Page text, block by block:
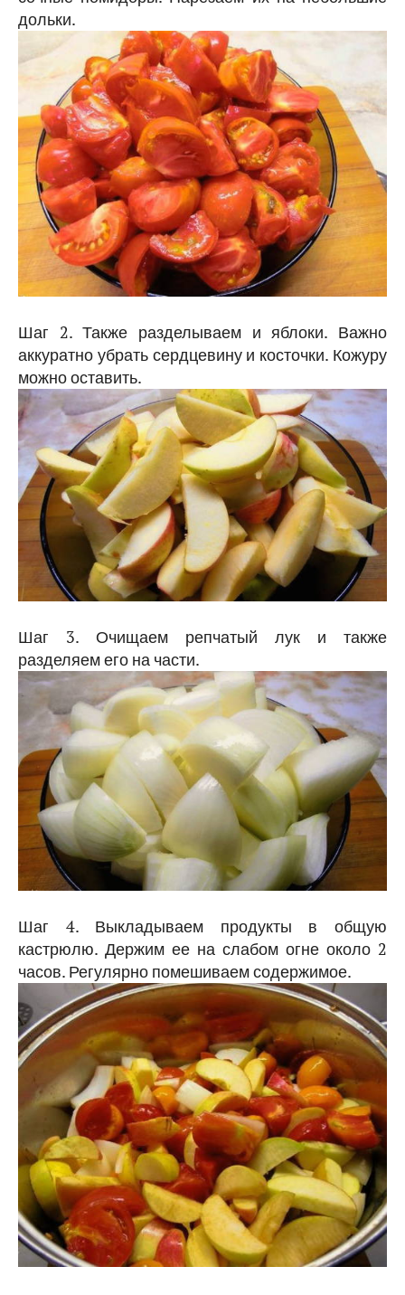
дольки.
Шаг 2. Также разделываем и яблоки. Важно
аккуратно убрать сердцевину и косточки. Кожуру
можно оставить.
Шаг 3. Очищаем репчатый лук и также
разделяем его на части.
Шаг 4. Выкладываем продукты в общую
кастрюлю. Держим ее на слабом огне около 2
часов. Регулярно помешиваем содержимое.